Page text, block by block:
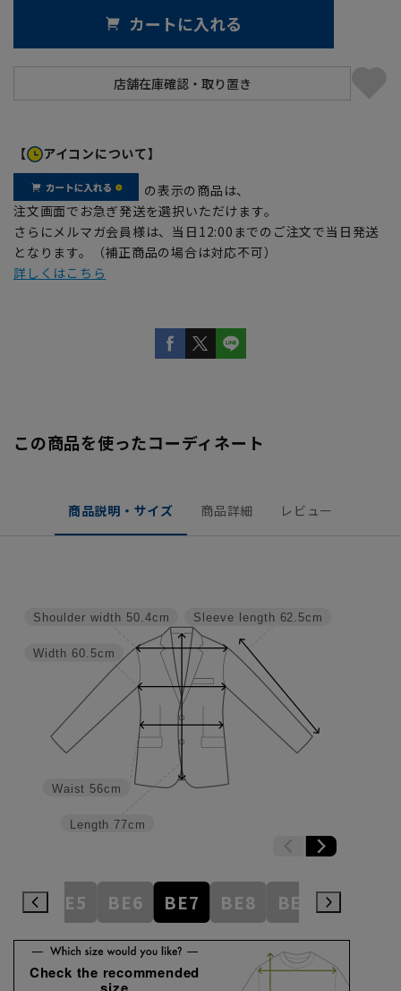
カートに入れる
【 アイコンについて】
の表示の商品は、
注文画面でお急ぎ発送を選択いただけます。
さらにメルマガ会員様は、当日12:00までのご注文で当日発送
となります。（補正商品の場合は対応不可）
詳しくはこちら
この商品を使ったコーディネート
商品説明・サイズ 商品詳細 レビュー
Sleeve length 62.5cm
Length 77cm
Waist 56cm
Width 60.5cm
Shoulder width 50.4cm
BE5 BE6 BE7 BE8 BE9 BE10
Check the recommended